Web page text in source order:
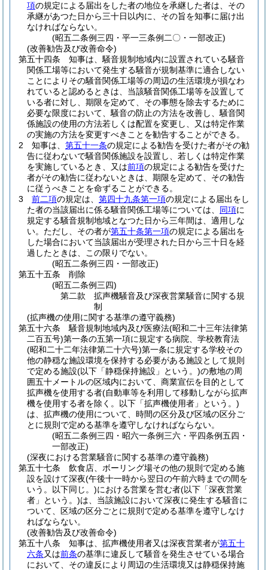
項の規定による届出をした者の地位を承継した者は、その
承継があつた日から三十日以内に、その旨を知事に届け出
なければならない。
(昭五二条例三四・平一三条例二〇・一部改正)
(改善勧告及び改善命令)
第五十四条
知事は、騒音規制地域内に設置されている騒音
関係工場等において発生する騒音が規制基準に適合しない
ことによりその騒音関係工場等の周辺の生活環境が損なわ
れていると認めるときは、当該騒音関係工場等を設置して
いる者に対し、期限を定めて、その事態を除去するために
必要な限度において、騒音の防止の方法を改善し、騒音関
係施設の使用の方法若しくは配置を変更し、又は特定作業
の実施の方法を変更すべきことを勧告することができる。
2
知事は、 第五十一条の規定による勧告を受けた者がその勧
告に従わないで騒音関係施設を設置し、若しくは特定作業
を実施しているとき、又は前項の規定による勧告を受けた
者がその勧告に従わないときは、期限を定めて、その勧告
に従うべきことを命ずることができる。
3
前二項の規定は、 第四十九条第一項の規定による届出をし
た者の当該届出に係る騒音関係工場等については、 同項に
規定する騒音規制地域となつた日から三年間は、適用しな
い。 ただし、その者が第五十条第一項の規定による届出を
した場合において当該届出が受理された日から三十日を経
過したときは、この限りでない。
(昭五二条例三四・一部改正)
第五十五条
削除
(昭五二条例三四)
第二款
拡声機騒音及び深夜営業騒音に関する規
制
(拡声機の使用に関する基準の遵守義務)
第五十六条
騒音規制地域内及び医療法(昭和二十三年法律第
二百五号)第一条の五第一項に規定する病院、学校教育法
(昭和二十二年法律第二十六号)第一条に規定する学校その
他の静穏な施設環境を保持する必要がある施設として規則
で定める施設(以下「静穏保持施設」という。)の敷地の周
囲五十メートルの区域内において、商業宣伝を目的として
拡声機を使用する者(自動車等を利用して移動しながら拡声
機を使用する者を除く。以下「拡声機使用者」という。)
は、拡声機の使用について、時間の区分及び区域の区分ご
とに規則で定める基準を遵守しなければならない。
(昭五二条例三四・昭六一条例三六・平四条例五四・
一部改正)
(深夜における営業騒音に関する基準の遵守義務)
第五十七条
飲食店、ボーリング場その他の規則で定める施
設を設けて深夜(午後十一時から翌日の午前六時までの間を
いう。以下同じ。)における営業を営む者(以下「深夜営業
者」という。)は、当該施設において深夜に発生する騒音に
ついて、区域の区分ごとに規則で定める基準を遵守しなけ
ればならない。
(改善勧告及び改善命令)
第五十八条
知事は、拡声機使用者又は深夜営業者が第五十
六条又は前条の基準に違反して騒音を発生させている場合
において、その違反により周辺の生活環境又は静穏保持施